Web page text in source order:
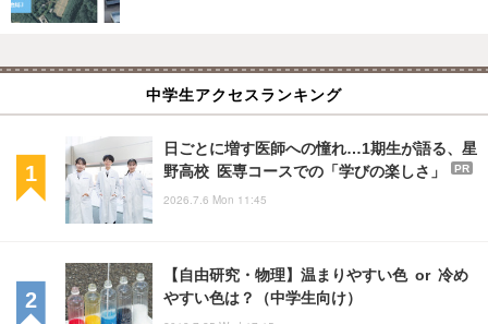
中学生アクセスランキング
日ごとに増す医師への憧れ…1期生が語る、星
野高校 医専コースでの「学びの楽しさ」
PR
2026.7.6 Mon 11:45
【自由研究・物理】温まりやすい色 or 冷め
やすい色は？（中学生向け）